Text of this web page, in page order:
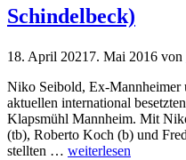
Schindelbeck)
18. April 2021 7. Mai 2016 von
Niko Seibold, Ex-Mannheimer
aktuellen international
Klapsmühl Mannheim. Mit
(tb), Roberto Koch (b) und
stellten … weiterlesen